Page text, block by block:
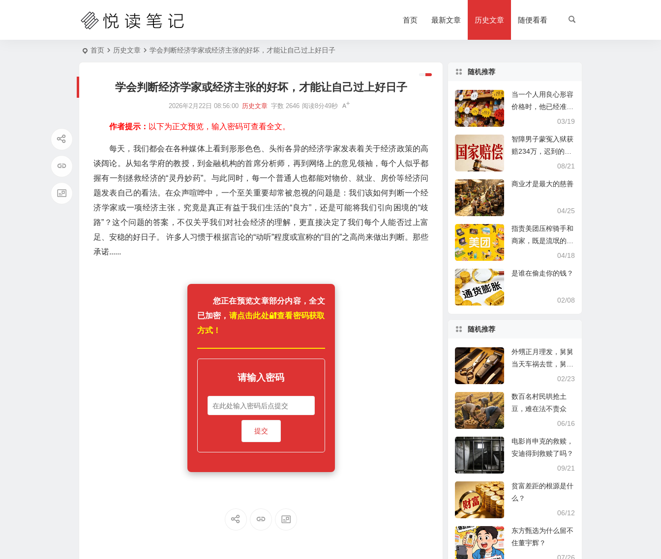
首页 最新文章 历史文章 随便看看
首页 历史文章 学会判断经济学家或经济主张的好坏，才能让自己过上好日子
学会判断经济学家或经济主张的好坏，才能让自己过上好日子
2026年2月22日 08:56:00 历史文章 字数 2646 阅读8分49秒
作者提示： 以下为正文预览，输入密码可查看全文。
每天，我们都会在各种媒体上看到形形色色、头衔各异的经济学家发表着关于经济政策的高
谈阔论。从知名学府的教授，到金融机构的首席分析师，再到网络上的意见领袖，每个人似乎都
握有一剂拯救经济的“灵丹妙药”。与此同时，每一个普通人也都能对物价、就业、房价等经济问
题发表自己的看法。在众声喧哗中，一个至关重要却常被忽视的问题是：我们该如何判断一个经
济学家或一项经济主张，究竟是真正有益于我们生活的“良方”，还是可能将我们引向困境的“歧
路”？这个问题的答案，不仅关乎我们对社会经济的理解，更直接决定了我们每个人能否过上富
足、安稳的好日子。 许多人习惯于根据言论的“动听”程度或宣称的“目的”之高尚来做出判断。那些
承诺......
您正在预览文章部分内容，全文
已加密， 请点击此处🔐️查看密码获取
方式！
请输入密码
随机推荐
当一个人用良心形容
价格时，他已经准备
03/19
智障男子蒙冤入狱获
赔234万，迟到的正
08/21
商业才是最大的慈善
04/25
指责美团压榨骑手和
商家，既是流氓的遮
羞布，也是流氓的护
04/18
是谁在偷走你的钱？
02/08
随机推荐
外甥正月理发，舅舅
当天车祸去世，舅妈
控告外甥故意杀人索
02/23
数百名村民哄抢土
豆，难在法不责众
06/16
电影肖申克的救赎，
安迪得到救赎了吗？
09/21
贫富差距的根源是什
么？
06/12
东方甄选为什么留不
住董宇辉？